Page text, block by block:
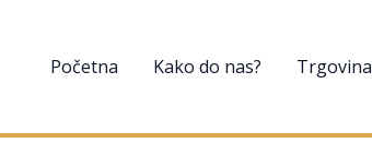
Početna Kako do nas? Trgovina